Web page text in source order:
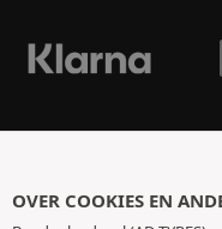
OVER COOKIES EN